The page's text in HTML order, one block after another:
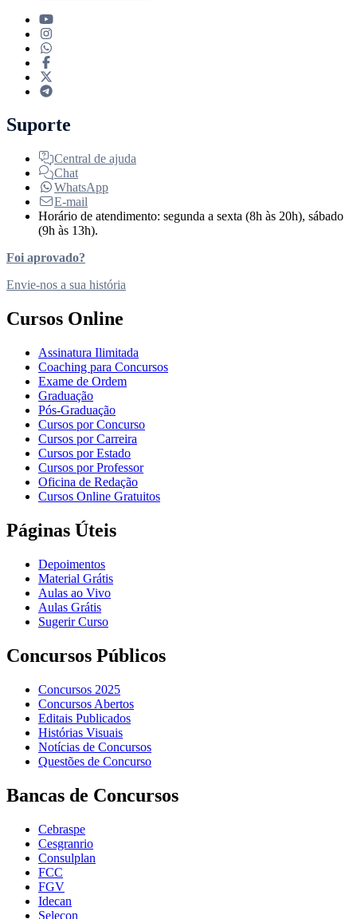
Suporte
Central de ajuda
Chat
WhatsApp
E-mail
Horário de atendimento: segunda a sexta (8h às 20h), sábado
(9h às 13h).
Foi aprovado?
Envie-nos a sua história
Cursos Online
Assinatura Ilimitada
Coaching para Concursos
Exame de Ordem
Graduação
Pós-Graduação
Cursos por Concurso
Cursos por Carreira
Cursos por Estado
Cursos por Professor
Oficina de Redação
Cursos Online Gratuitos
Páginas Úteis
Depoimentos
Material Grátis
Aulas ao Vivo
Aulas Grátis
Sugerir Curso
Concursos Públicos
Concursos 2025
Concursos Abertos
Editais Publicados
Histórias Visuais
Notícias de Concursos
Questões de Concurso
Bancas de Concursos
Cebraspe
Cesgranrio
Consulplan
FCC
FGV
Idecan
Selecon